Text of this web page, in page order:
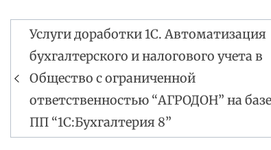
Навигация
по
записям
Услуги доработки 1С. Автоматизация
бухгалтерского и налогового учета в
Общество с ограниченной
ответственностью “АГРОДОН” на базе
ПП “1С:Бухгалтерия 8”